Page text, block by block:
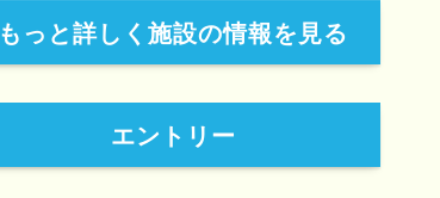
もっと詳しく施設の情報を見る
エントリー